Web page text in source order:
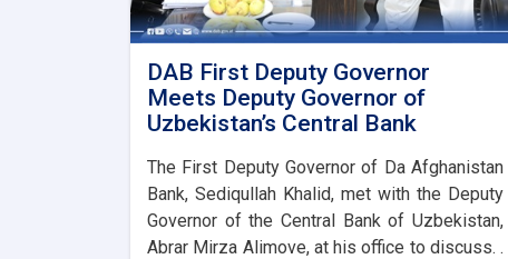
DAB First Deputy Governor
Meets Deputy Governor of
Uzbekistan’s Central Bank
The First Deputy Governor of Da Afghanistan
Bank, Sediqullah Khalid, met with the Deputy
Governor of the Central Bank of Uzbekistan,
Abrar Mirza Alimove, at his office to discuss. .